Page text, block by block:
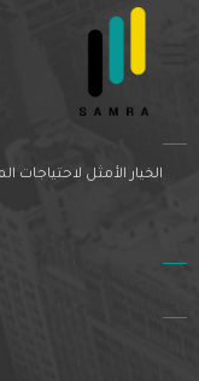
Nothing Found
Perhaps searching can help.
الخيار الأمثل